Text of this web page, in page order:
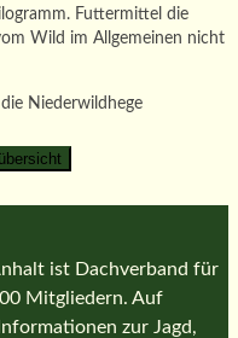
Futtermittel die
Wild im Allgemeinen nicht
Niederwildhege
ist Dachverband für
Mitgliedern. Auf
zur Jagd,